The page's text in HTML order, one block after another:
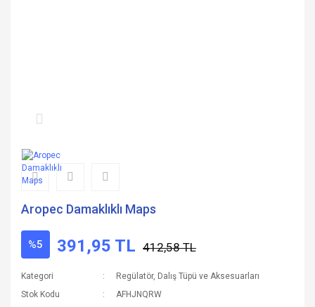
Aropec Damaklıklı Maps
%5 391,95 TL 412,58 TL
Kategori
Regülatör, Dalış Tüpü ve Aksesuarları
Stok Kodu
AFHJNQRW